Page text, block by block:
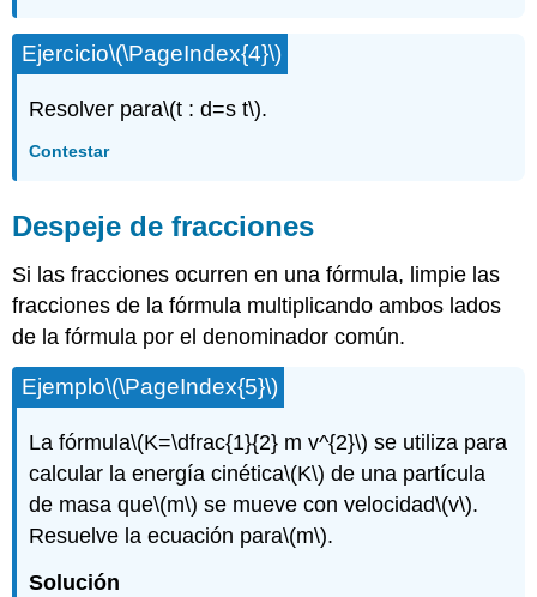
Ejercicio\(\PageIndex{4}\)
Resolver para\(t : d=s t\).
Contestar
Despeje de fracciones
Si las fracciones ocurren en una fórmula, limpie las
fracciones de la fórmula multiplicando ambos lados
de la fórmula por el denominador común.
Ejemplo\(\PageIndex{5}\)
La fórmula\(K=\dfrac{1}{2} m v^{2}\) se utiliza para
calcular la energía cinética\(K\) de una partícula
de masa que\(m\) se mueve con velocidad\(v\).
Resuelve la ecuación para\(m\).
Solución